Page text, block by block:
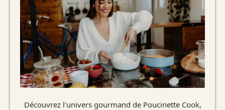
Découvrez l'univers gourmand de Poucinette Cook,